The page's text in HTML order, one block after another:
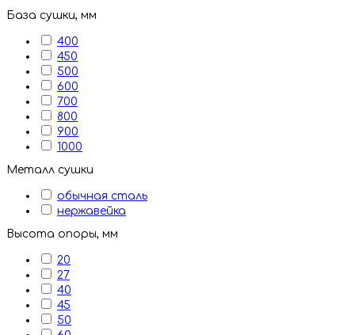
База сушки, мм
400
450
500
600
700
800
900
1000
Металл сушки
обычная сталь
нержавейка
Высота опоры, мм
20
27
40
45
50